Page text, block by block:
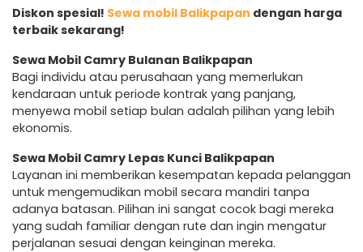
Diskon spesial! Sewa mobil Balikpapan dengan harga
terbaik sekarang!
Sewa Mobil Camry Bulanan Balikpapan
Bagi individu atau perusahaan yang memerlukan
kendaraan untuk periode kontrak yang panjang,
menyewa mobil setiap bulan adalah pilihan yang lebih
ekonomis.
Sewa Mobil Camry Lepas Kunci Balikpapan
Layanan ini memberikan kesempatan kepada pelanggan
untuk mengemudikan mobil secara mandiri tanpa
adanya batasan. Pilihan ini sangat cocok bagi mereka
yang sudah familiar dengan rute dan ingin mengatur
perjalanan sesuai dengan keinginan mereka.